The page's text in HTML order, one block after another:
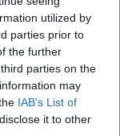
utilized by
parties prior to
the further
parties on the
may
IAB’s List of
it to other
Nachbereitung
seiner
er in Coaching-
prägt
als Popkultur –